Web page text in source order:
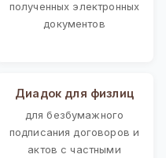
полученных электронных
документов
Диадок для физлиц
для безбумажного
подписания договоров и
актов с частными